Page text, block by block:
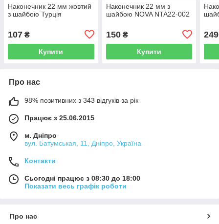
Наконечник 22 мм жовтий
з шайбою Турція
107 ₴
Купити
Наконечник 22 мм з
шайбою NOVA NTA22-002
150₴
Купити
249
Про нас
98% позитивних з 343 відгуків за рік
Працює з 25.06.2015
м. Дніпро
вул. Батумськая, 11, Дніпро, Україна
Контакти
Сьогодні працює з 08:30 до 18:00
Показати весь графік роботи
Про нас